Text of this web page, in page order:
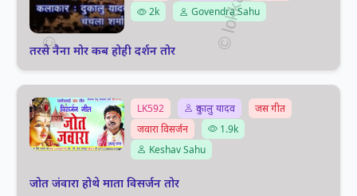
2k
Govendra Sahu
तरसे नैना मोर कब होही दर्शन तोर
LK592 दुकालु यादव
जस गीत
जवारा विसर्जन
1.9k
Keshav Sahu
जोत जंवारा होथे माता विसर्जन तोर